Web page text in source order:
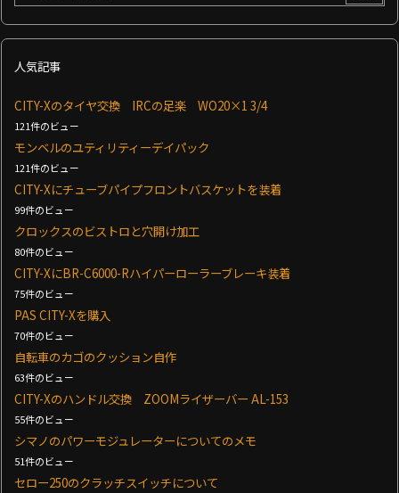
人気記事
CITY-Xのタイヤ交換 IRCの足楽 WO20×1 3/4
121件のビュー
モンベルのユティリティーデイパック
121件のビュー
CITY-Xにチューブパイプフロントバスケットを装着
99件のビュー
クロックスのビストロと穴開け加工
80件のビュー
CITY-XにBR-C6000-Rハイパーローラーブレーキ装着
75件のビュー
PAS CITY-Xを購入
70件のビュー
自転車のカゴのクッション自作
63件のビュー
CITY-Xのハンドル交換 ZOOMライザーバー AL-153
55件のビュー
シマノのパワーモジュレーターについてのメモ
51件のビュー
セロー250のクラッチスイッチについて